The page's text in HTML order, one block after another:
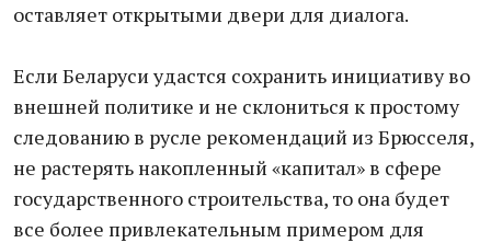
оставляет открытыми двери для диалога.
Если Беларуси удастся сохранить инициативу во
внешней политике и не склониться к простому
следованию в русле рекомендаций из Брюсселя,
не растерять накопленный «капитал» в сфере
государственного строительства, то она будет
все более привлекательным примером для